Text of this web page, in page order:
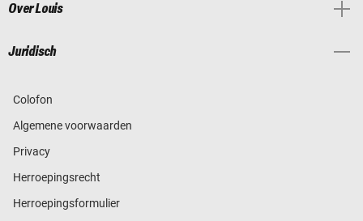
Over Louis
Juridisch
Colofon
Algemene voorwaarden
Privacy
Herroepingsrecht
Herroepingsformulier